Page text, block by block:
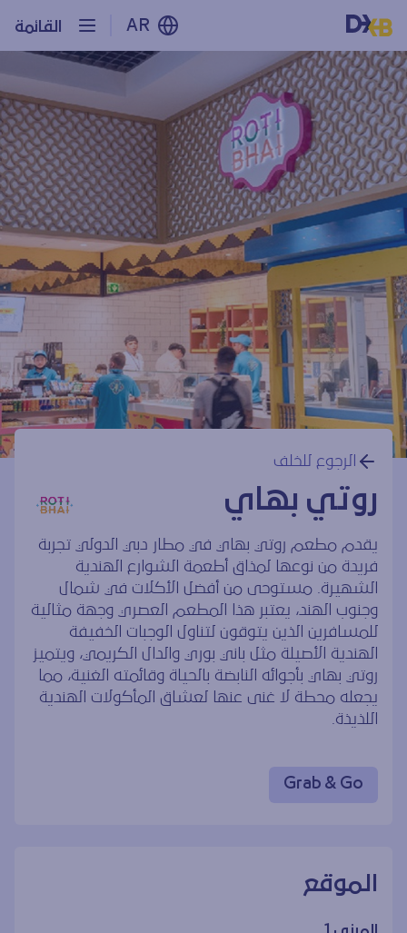
القائمة AR
الرجوع للخلف
روتي بهاي
يقدم مطعم روتي بهاي في مطار دبي الدولي تجربة
فريدة من نوعها لمذاق أطعمة الشوارع الهندية
الشهيرة. مستوحى من أفضل الأكلات في شمال
وجنوب الهند، يعتبر هذا المطعم العصري وجهة مثالية
للمسافرين الذين يتوقون لتناول الوجبات الخفيفة
الهندية الأصيلة مثل باني بوري والدال الكريمي، ويتميز
روتي بهاي بأجوائه النابضة بالحياة وقائمته الغنية، مما
يجعله محطة لا غنى عنها لعشاق المأكولات الهندية
اللذيذة.
Grab & Go
الموقع